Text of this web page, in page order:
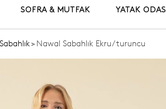
SOFRA & MUTFAK YATAK ODASI
>Nawal Sabahlık Ekru/turuncu